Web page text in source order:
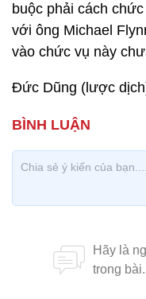
buộc phải cách
với ông Michael
vào chức vụ này
Đức Dũng (lược